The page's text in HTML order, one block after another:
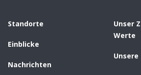
Standorte
Einblicke
Nachrichten
Unser
Werte